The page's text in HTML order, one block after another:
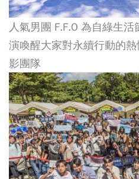
人氣男團 F.F.O 為自綠生
演喚醒大家對永續行動的
影團隊